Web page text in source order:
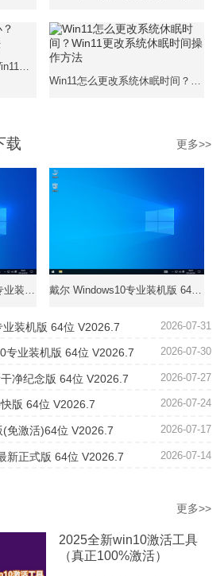
Win11电脑崩溃怎么办？Win11电脑崩溃解决方法
Win11怎么更改系统休眠时间？Win11更改系统休眠时间操作方法
载 更多>>
戴尔 Windows10专业装机版 64位 V2025.8
装机版 64位 V2026.7 2026-07-31
专业装机版 64位 V2026.7 2026-07-30
净纪念版 64位 V2026.7 2026-07-27
版 64位 V2026.7 2026-07-24
免激活)64位 V2026.7 2026-07-17
新正式版 64位 V2026.7 2026-07-14
更多>>
2025全新win10激活工具
（真正100%激活）